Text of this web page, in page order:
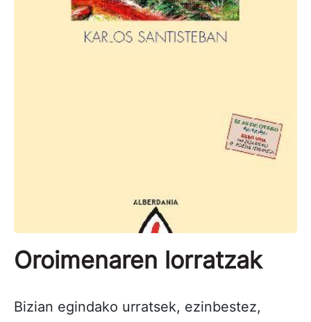
Oroimenaren lorratzak
Bizian egindako urratsek, ezinbestez,